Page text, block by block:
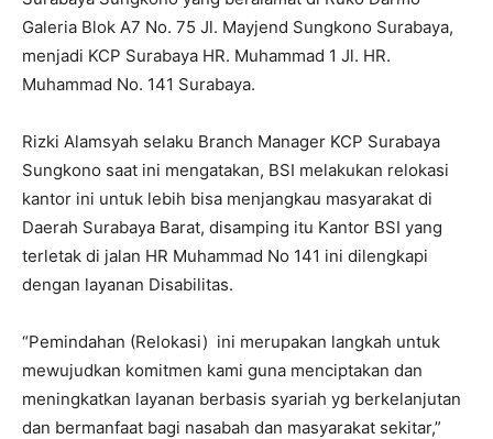
Galeria Blok A7 No. 75 Jl. Mayjend Sungkono Surabaya,
menjadi KCP Surabaya HR. Muhammad 1 Jl. HR.
Muhammad No. 141 Surabaya.
Rizki Alamsyah selaku Branch Manager KCP Surabaya
Sungkono saat ini mengatakan, BSI melakukan relokasi
kantor ini untuk lebih bisa menjangkau masyarakat di
Daerah Surabaya Barat, disamping itu Kantor BSI yang
terletak di jalan HR Muhammad No 141 ini dilengkapi
dengan layanan Disabilitas.
“Pemindahan (Relokasi) ini merupakan langkah untuk
mewujudkan komitmen kami guna menciptakan dan
meningkatkan layanan berbasis syariah yg berkelanjutan
dan bermanfaat bagi nasabah dan masyarakat sekitar,”